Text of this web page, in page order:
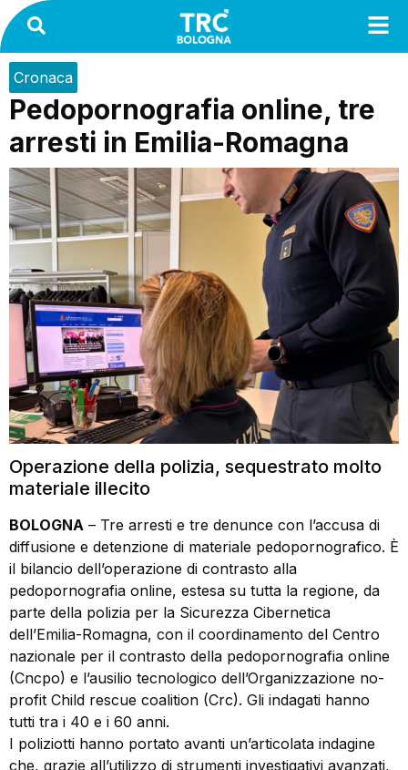
Cronaca
Pedopornografia online, tre
arresti in Emilia-Romagna
Operazione della polizia, sequestrato molto
materiale illecito
BOLOGNA – Tre arresti e tre denunce con l’accusa di
diffusione e detenzione di materiale pedopornografico. È
il bilancio dell’operazione di contrasto alla
pedopornografia online, estesa su tutta la regione, da
parte della polizia per la Sicurezza Cibernetica
dell’Emilia-Romagna, con il coordinamento del Centro
nazionale per il contrasto della pedopornografia online
(Cncpo) e l’ausilio tecnologico dell’Organizzazione no-
profit Child rescue coalition (Crc). Gli indagati hanno
tutti tra i 40 e i 60 anni.
I poliziotti hanno portato avanti un’articolata indagine
che, grazie all’utilizzo di strumenti investigativi avanzati,